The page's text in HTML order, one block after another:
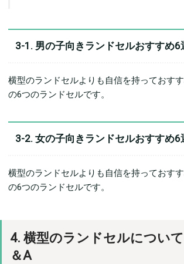
3-1. 男の子向きランドセルおすすめ6
横型のランドセルよりも自信を持っておす
の6つのランドセルです。
3-2. 女の子向きランドセルおすすめ6
横型のランドセルよりも自信を持っておす
の6つのランドセルです。
4. 横型のランドセルについ
＆A